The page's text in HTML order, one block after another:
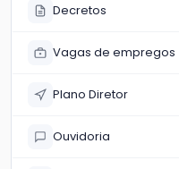
Decretos
Vagas de empregos
Plano Diretor
Ouvidoria